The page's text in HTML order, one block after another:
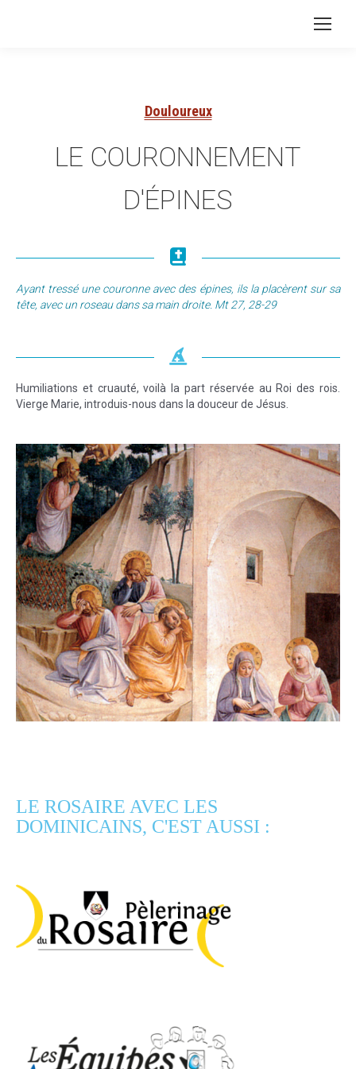
Douloureux
LE COURONNEMENT
D'ÉPINES
Ayant tressé une couronne avec des épines, ils la placèrent sur sa
tête, avec un roseau dans sa main droite. Mt 27, 28-29
Humiliations et cruauté, voilà la part réservée au Roi des rois.
Vierge Marie, introduis-nous dans la douceur de Jésus.
LE ROSAIRE AVEC LES
DOMINICAINS, C'EST AUSSI :